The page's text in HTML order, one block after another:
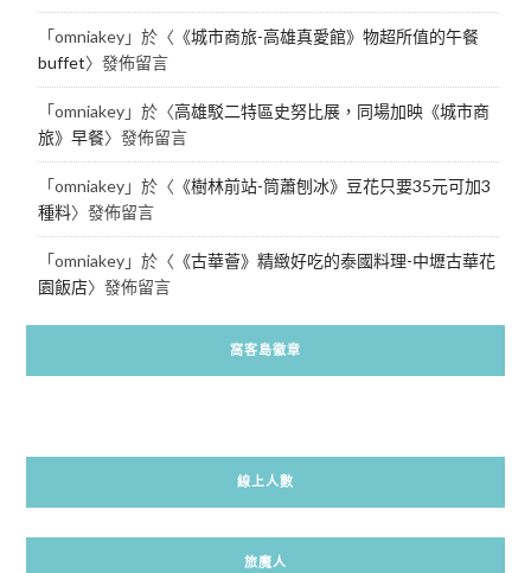
「omniakey」於〈 《城市商旅-高雄真愛館》物超所值的午餐
buffet〉發佈留言
「omniakey」於〈高雄駁二特區史努比展，同場加映《城市商
旅》早餐〉發佈留言
「omniakey」於〈 《樹林前站-筒蕭刨冰》豆花只要35元可加3
種料〉發佈留言
「omniakey」於〈 《古華薈》精緻好吃的泰國料理-中壢古華花
園飯店〉發佈留言
窩客島徽章
線上人數
旅魔人